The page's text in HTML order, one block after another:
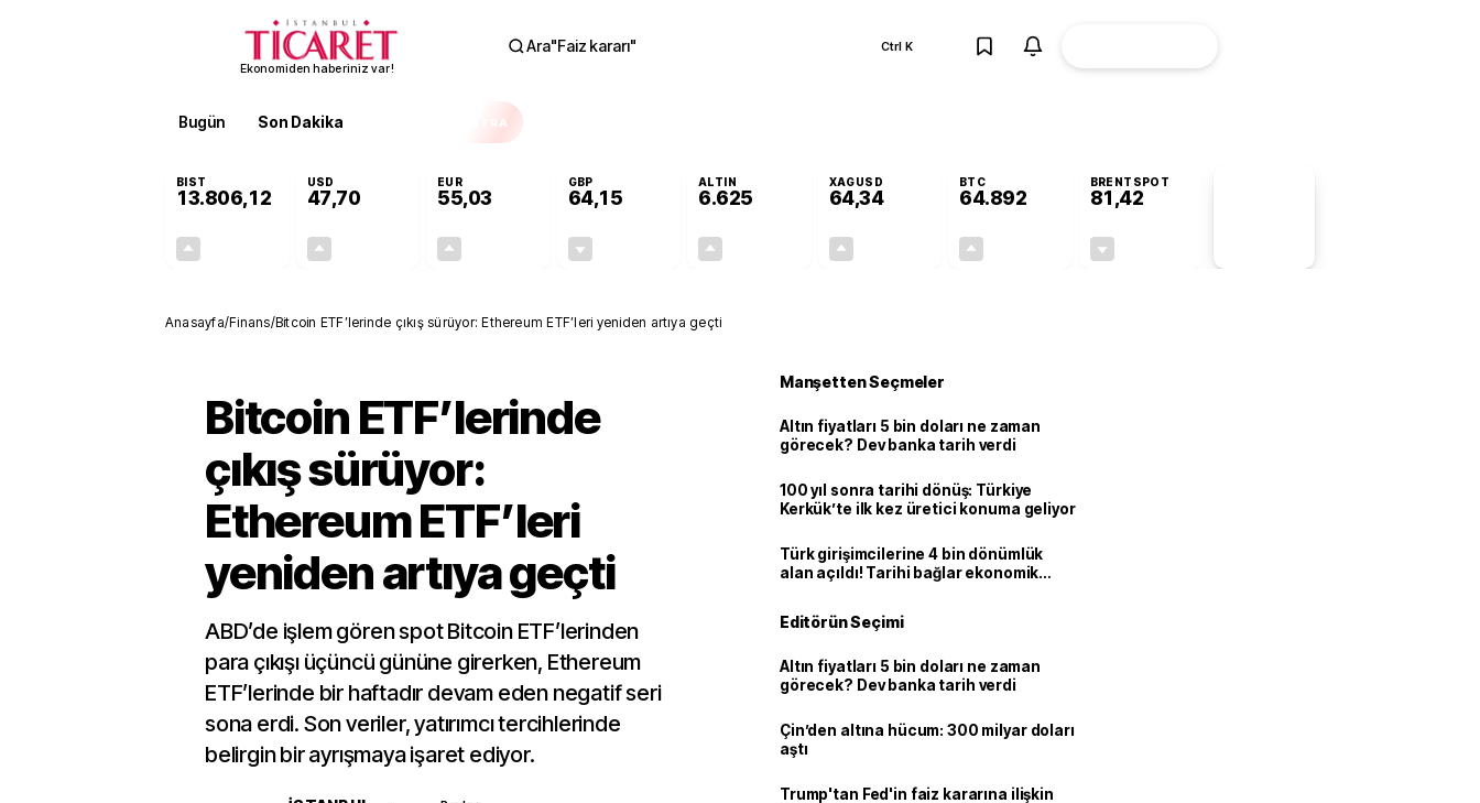
Ekonomiden haberiniz var!
Ara"Faiz kararı" Ctrl K
Bugün Son Dakika EKSTRA
BIST
13.806,12
USD
47,70
EUR
55,03
GBP
64,15
ALTIN
6.625
XAGUSD
64,34
BTC
64.892
BRENTSPOT
81,42
Anasayfa/Finans/Bitcoin ETF’lerinde çıkış sürüyor: Ethereum ETF’leri yeniden artıya geçti
Bitcoin ETF’lerinde
çıkış sürüyor:
Ethereum ETF’leri
yeniden artıya geçti
ABD’de işlem gören spot Bitcoin ETF’lerinden
para çıkışı üçüncü gününe girerken, Ethereum
ETF’lerinde bir haftadır devam eden negatif seri
sona erdi. Son veriler, yatırımcı tercihlerinde
belirgin bir ayrışmaya işaret ediyor.
Manşetten Seçmeler
Altın fiyatları 5 bin doları ne zaman
görecek? Dev banka tarih verdi
100 yıl sonra tarihi dönüş: Türkiye
Kerkük’te ilk kez üretici konuma geliyor
Türk girişimcilerine 4 bin dönümlük
alan açıldı! Tarihi bağlar ekonomik
Editörün Seçimi
Altın fiyatları 5 bin doları ne zaman
görecek? Dev banka tarih verdi
Çin’den altına hücum: 300 milyar doları
aştı
Trump'tan Fed'in faiz kararına ilişkin